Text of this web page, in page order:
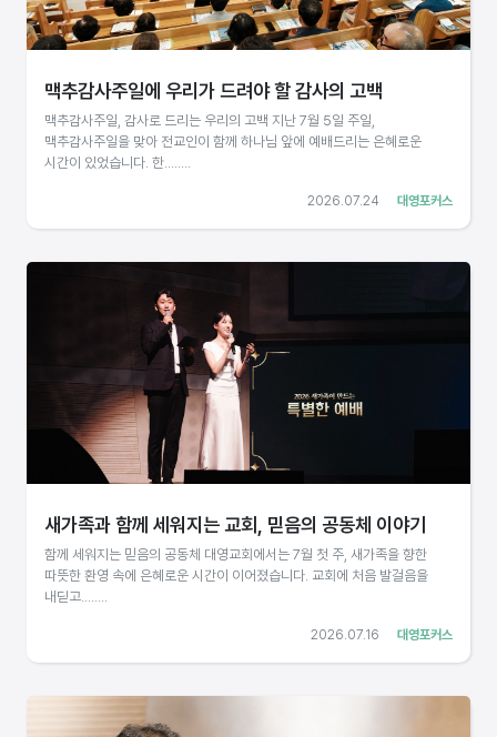
대영포커스
2026.07.24
맥추감사주일에 우리가 드려야 할 감사의 고백
맥추감사주일, 감사로 드리는 우리의 고백 지난 7월 5일 주일,
맥추감사주일을 맞아 전교인이 함께 하나님 앞에 예배드리는 은혜로운
시간이 있었습니다. 한........
대영포커스
2026.07.16
새가족과 함께 세워지는 교회, 믿음의 공동체 이야기
함께 세워지는 믿음의 공동체 대영교회에서는 7월 첫 주, 새가족을 향한
따뜻한 환영 속에 은혜로운 시간이 이어졌습니다. 교회에 처음 발걸음을
내딛고........